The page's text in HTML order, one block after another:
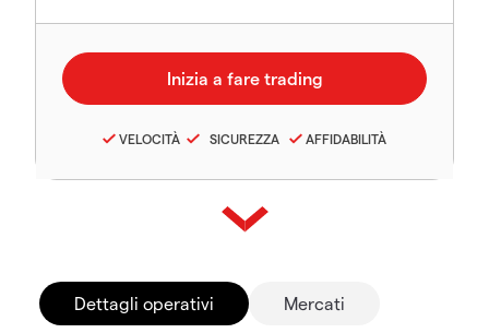
VELOCITÀ SICUREZZA AFFIDABILITÀ
Dettagli operativi Mercati